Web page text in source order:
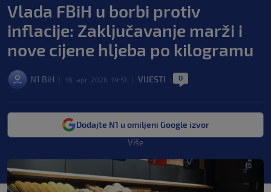
Vlada FBiH u borbi protiv
inflacije: Zaključavanje marži i
nove cijene hljeba po kilogramu
N1 BiH 16. apr. 2026. 14:51 VIJESTI 0
Dodajte N1 u omiljeni Google izvor
Više